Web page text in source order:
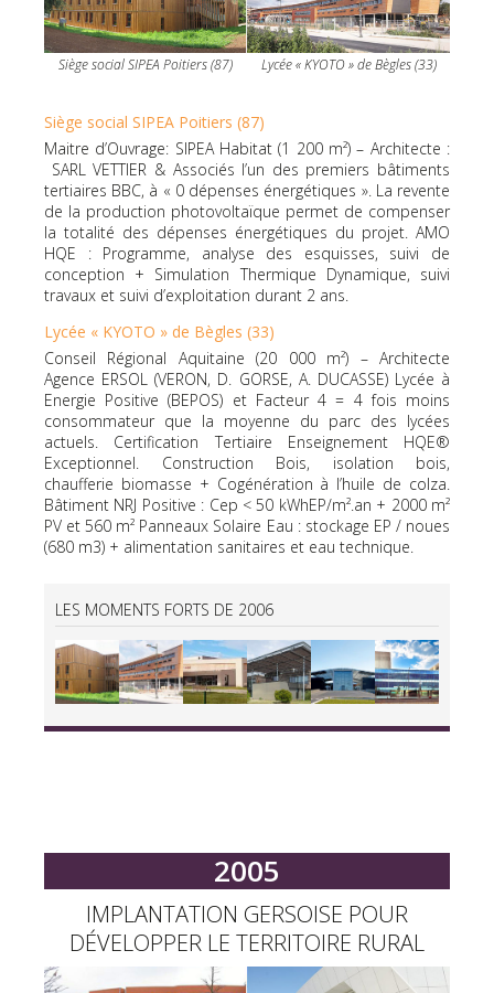
Siège social SIPEA Poitiers (87) Lycée « KYOTO » de Bègles (33)
Siège social SIPEA Poitiers (87)
Maitre d’Ouvrage: SIPEA Habitat (1 200 m²) – Architecte :
SARL VETTIER & Associés l’un des premiers bâtiments
tertiaires BBC, à « 0 dépenses énergétiques ». La revente
de la production photovoltaïque permet de compenser
la totalité des dépenses énergétiques du projet. AMO
HQE : Programme, analyse des esquisses, suivi de
conception + Simulation Thermique Dynamique, suivi
travaux et suivi d’exploitation durant 2 ans.
Lycée « KYOTO » de Bègles (33)
Conseil Régional Aquitaine (20 000 m²) – Architecte
Agence ERSOL (VERON, D. GORSE, A. DUCASSE) Lycée à
Energie Positive (BEPOS) et Facteur 4 = 4 fois moins
consommateur que la moyenne du parc des lycées
actuels. Certification Tertiaire Enseignement HQE®
Exceptionnel. Construction Bois, isolation bois,
chaufferie biomasse + Cogénération à l’huile de colza.
Bâtiment NRJ Positive : Cep < 50 kWhEP/m².an + 2000 m²
PV et 560 m² Panneaux Solaire Eau : stockage EP / noues
(680 m3) + alimentation sanitaires et eau technique.
LES MOMENTS FORTS DE 2006
2005
IMPLANTATION GERSOISE POUR
DÉVELOPPER LE TERRITOIRE RURAL